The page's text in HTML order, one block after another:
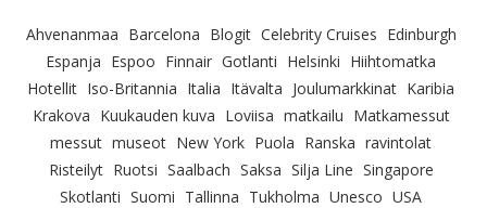
Ahvenanmaa Barcelona Blogit Celebrity Cruises Edinburgh
Espanja Espoo Finnair Gotlanti Helsinki Hiihtomatka
Hotellit Iso-Britannia Italia Itävalta Joulumarkkinat Karibia
Krakova Kuukauden kuva Loviisa matkailu Matkamessut
messut museot New York Puola Ranska ravintolat
Risteilyt Ruotsi Saalbach Saksa Silja Line Singapore
Skotlanti Suomi Tallinna Tukholma Unesco USA